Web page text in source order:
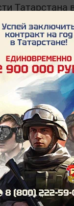
Татарстана
на страницу